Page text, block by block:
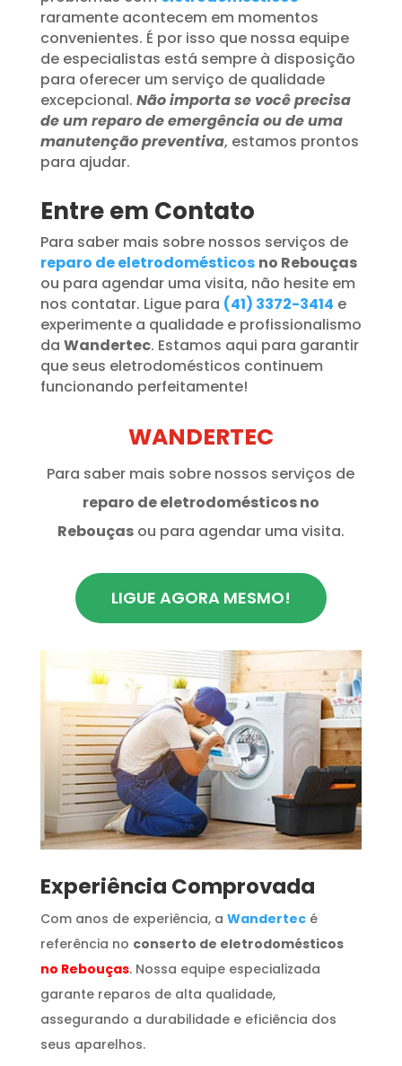
raramente acontecem em momentos
convenientes. É por isso que nossa equipe
de especialistas está sempre à disposição
para oferecer um serviço de qualidade
excepcional. Não importa se você precisa
de um reparo de emergência ou de uma
manutenção preventiva, estamos prontos
para ajudar.
Entre em Contato
Para saber mais sobre nossos serviços de
reparo de eletrodomésticos no Rebouças
ou para agendar uma visita, não hesite em
nos contatar. Ligue para (41) 3372-3414 e
experimente a qualidade e profissionalismo
da Wandertec. Estamos aqui para garantir
que seus eletrodomésticos continuem
funcionando perfeitamente!
WANDERTEC
Para saber mais sobre nossos serviços de
reparo de eletrodomésticos no
Rebouçasou para agendar uma visita.
LIGUE AGORA MESMO!
​Experiência Comprovada
Com anos de experiência, a Wandertecé
referência no conserto de eletrodomésticos
no Rebouças. Nossa equipe especializada
garante reparos de alta qualidade,
assegurando a durabilidade e eficiência dos
seus aparelhos.